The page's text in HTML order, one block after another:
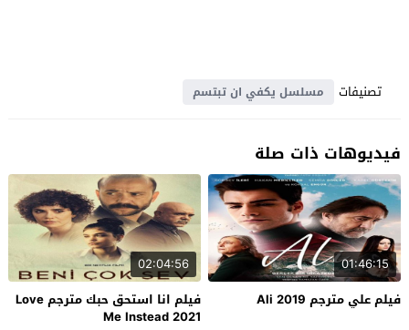
تصنيفات مسلسل يكفي ان تبتسم
فيديوهات ذات صلة
01:46:15
فيلم علي مترجم Ali 2019
02:04:56
فيلم انا استحق حبك مترجم Love
Me Instead 2021